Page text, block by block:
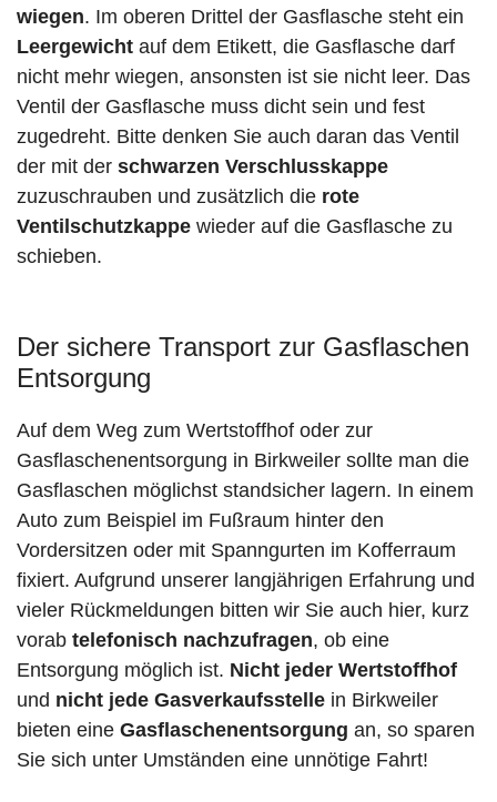
wiegen. Im oberen Drittel der Gasflasche steht ein
Leergewicht auf dem Etikett, die Gasflasche darf
nicht mehr wiegen, ansonsten ist sie nicht leer. Das
Ventil der Gasflasche muss dicht sein und fest
zugedreht. Bitte denken Sie auch daran das Ventil
der mit der schwarzen Verschlusskappe
zuzuschrauben und zusätzlich die rote
Ventilschutzkappe wieder auf die Gasflasche zu
schieben.
Der sichere Transport zur Gasflaschen
Entsorgung
Auf dem Weg zum Wertstoffhof oder zur
Gasflaschenentsorgung in Birkweiler sollte man die
Gasflaschen möglichst standsicher lagern. In einem
Auto zum Beispiel im Fußraum hinter den
Vordersitzen oder mit Spanngurten im Kofferraum
fixiert. Aufgrund unserer langjährigen Erfahrung und
vieler Rückmeldungen bitten wir Sie auch hier, kurz
vorab telefonisch nachzufragen, ob eine
Entsorgung möglich ist. Nicht jeder Wertstoffhof
und nicht jede Gasverkaufsstelle in Birkweiler
bieten eine Gasflaschenentsorgung an, so sparen
Sie sich unter Umständen eine unnötige Fahrt!